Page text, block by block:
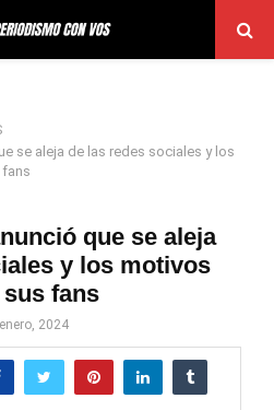
se aleja de las redes sociales y los
que se aleja
y los motivos
fans
2024